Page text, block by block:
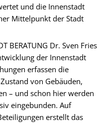
und die Innenstadt
Mittelpunkt der Stadt
BERATUNG Dr. Sven Fries
der Innenstadt
erfassen die
von Gebäuden,
– und schon hier werden
eingebunden. Auf
erstellt das